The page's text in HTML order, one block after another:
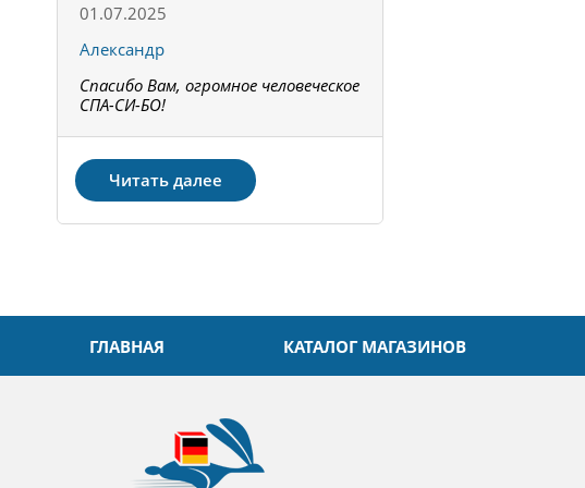
01.07.2025
Александр
Спасибо Вам, огромное человеческое
СПА-СИ-БО!
Читать далее
ГЛАВНАЯ КАТАЛОГ МАГАЗИНОВ